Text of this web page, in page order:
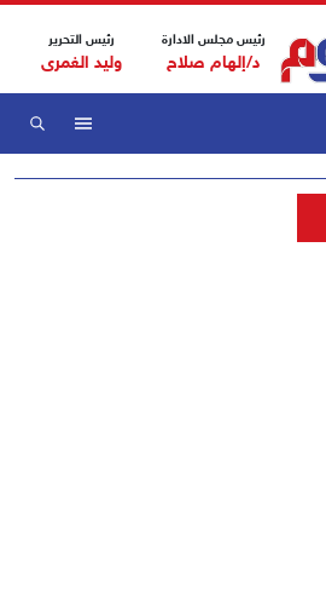
رئيس مجلس الادارة
د/إلهام صلاح
رئيس التحرير
وليد الغمرى